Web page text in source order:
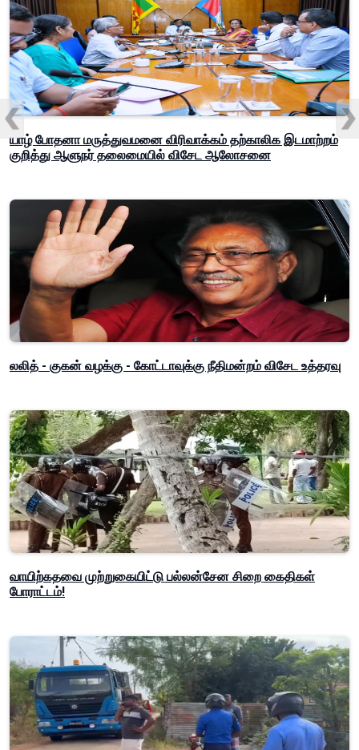
யாழ் போதனா மருத்துவமனை விரிவாக்கம் தற்காலிக இடமாற்றம்
குறித்து ஆளுநர் தலைமையில் விசேட ஆலோசனை
லலித் - குகன் வழக்கு - கோட்டாவுக்கு நீதிமன்றம் விசேட உத்தரவு
வாயிற்கதவை முற்றுகையிட்டு பல்லன்சேன சிறை கைதிகள்
போராட்டம்!